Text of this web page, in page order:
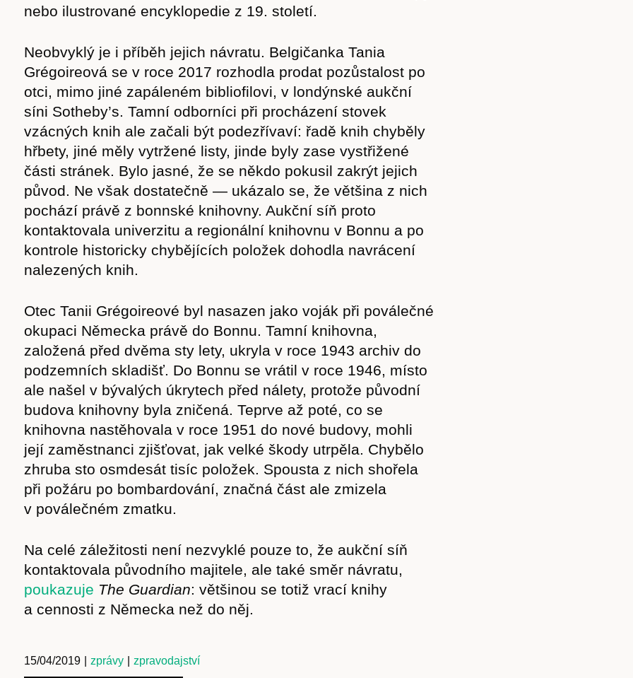
Časopis
Akce
Obchod
nebo ilustrované encyklopedie z 19. století.
Neobvyklý je i příběh jejich návratu. Belgičanka Tania
Grégoireová se v roce 2017 rozhodla prodat pozůstalost po
otci, mimo jiné zapáleném bibliofilovi, v londýnské aukční
síni Sotheby’s. Tamní odborníci při procházení stovek
vzácných knih ale začali být podezřívaví: řadě knih chyběly
hřbety, jiné měly vytržené listy, jinde byly zase vystřižené
části stránek. Bylo jasné, že se někdo pokusil zakrýt jejich
původ. Ne však dostatečně — ukázalo se, že většina z nich
pochází právě z bonnské knihovny. Aukční síň proto
kontaktovala univerzitu a regionální knihovnu v Bonnu a po
kontrole historicky chybějících položek dohodla navrácení
nalezených knih.
Otec Tanii Grégoireové byl nasazen jako voják při poválečné
okupaci Německa právě do Bonnu. Tamní knihovna,
založená před dvěma sty lety, ukryla v roce 1943 archiv do
podzemních skladišť. Do Bonnu se vrátil v roce 1946, místo
ale našel v bývalých úkrytech před nálety, protože původní
budova knihovny byla zničená. Teprve až poté, co se
knihovna nastěhovala v roce 1951 do nové budovy, mohli
její zaměstnanci zjišťovat, jak velké škody utrpěla. Chybělo
zhruba sto osmdesát tisíc položek. Spousta z nich shořela
při požáru po bombardování, značná část ale zmizela
v poválečném zmatku.
Na celé záležitosti není nezvyklé pouze to, že aukční síň
kontaktovala původního majitele, ale také směr návratu,
poukazuje The Guardian: většinou se totiž vrací knihy
a cennosti z Německa než do něj.
15/04/2019 zprávy zpravodajství